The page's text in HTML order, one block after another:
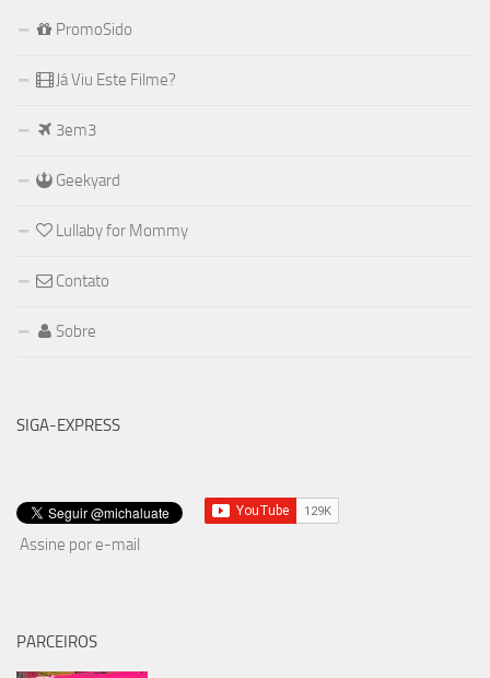
PromoSido
Já Viu Este Filme?
3em3
Geekyard
Lullaby for Mommy
Contato
Sobre
SIGA-EXPRESS
Assine por e-mail
PARCEIROS